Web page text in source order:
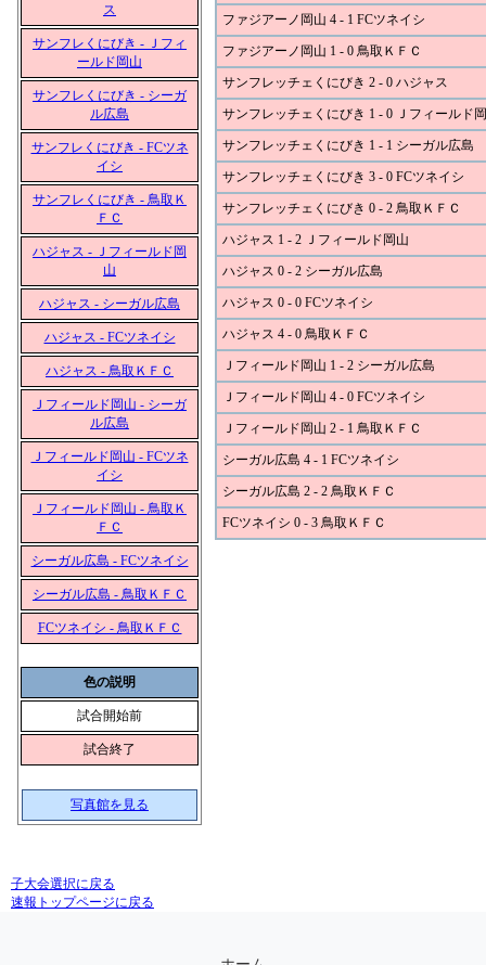
ス
サンフレくにびき - Ｊフィ
ールド岡山
サンフレくにびき - シーガ
ル広島
サンフレくにびき - FCツネ
イシ
サンフレくにびき - 鳥取Ｋ
ＦＣ
ハジャス - Ｊフィールド岡
山
ハジャス - シーガル広島
ハジャス - FCツネイシ
ハジャス - 鳥取ＫＦＣ
Ｊフィールド岡山 - シーガ
ル広島
Ｊフィールド岡山 - FCツネ
イシ
Ｊフィールド岡山 - 鳥取Ｋ
ＦＣ
シーガル広島 - FCツネイシ
シーガル広島 - 鳥取ＫＦＣ
FCツネイシ - 鳥取ＫＦＣ
色の説明
試合開始前
試合終了
写真館を見る
ファジアーノ岡山 4 - 1 FCツネイシ
ファジアーノ岡山 1 - 0 鳥取ＫＦＣ
サンフレッチェくにびき 2 - 0 ハジャス
サンフレッチェくにびき 1 - 0 Ｊフィールド
サンフレッチェくにびき 1 - 1 シーガル広島
サンフレッチェくにびき 3 - 0 FCツネイシ
サンフレッチェくにびき 0 - 2 鳥取ＫＦＣ
ハジャス 1 - 2 Ｊフィールド岡山
ハジャス 0 - 2 シーガル広島
ハジャス 0 - 0 FCツネイシ
ハジャス 4 - 0 鳥取ＫＦＣ
Ｊフィールド岡山 1 - 2 シーガル広島
Ｊフィールド岡山 4 - 0 FCツネイシ
Ｊフィールド岡山 2 - 1 鳥取ＫＦＣ
シーガル広島 4 - 1 FCツネイシ
シーガル広島 2 - 2 鳥取ＫＦＣ
FCツネイシ 0 - 3 鳥取ＫＦＣ
子大会選択に戻る
速報トップページに戻る